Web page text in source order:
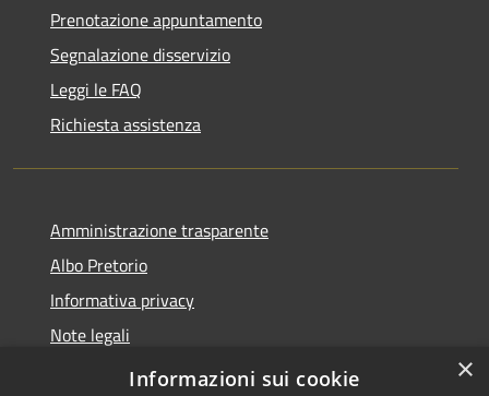
Prenotazione appuntamento
Segnalazione disservizio
Leggi le FAQ
Richiesta assistenza
Amministrazione trasparente
Albo Pretorio
Informativa privacy
Note legali
Dichiarazione di accessibilità
×
Informazioni sui cookie